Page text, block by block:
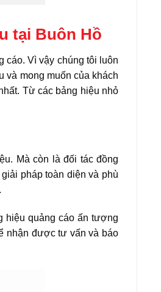
tại Buôn Hồ
cáo. Vì vậy chúng tôi luôn
và mong muốn của khách
Từ các bảng hiệu nhỏ
Mà còn là đối tác đồng
pháp toàn diện và phù
hiệu quảng cáo ấn tượng
nhận được tư vấn và báo